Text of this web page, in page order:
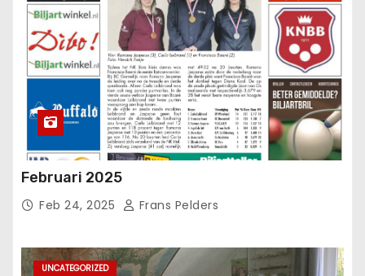
Februari 2025
Feb 24, 2025 Frans Pelders
UNCATEGORIZED